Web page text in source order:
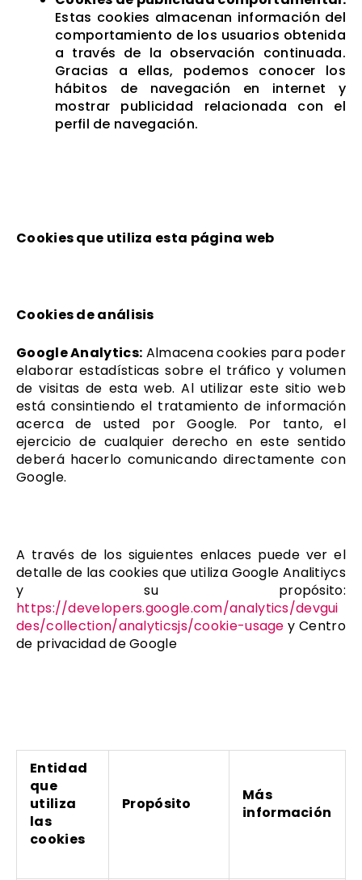
Estas cookies almacenan información del
comportamiento de los usuarios obtenida
a través de la observación continuada.
Gracias a ellas, podemos conocer los
hábitos de navegación en internet y
mostrar publicidad relacionada con el
perfil de navegación.
Cookies que utiliza esta página web
Cookies de análisis
Google Analytics: Almacena cookies para poder
elaborar estadísticas sobre el tráfico y volumen
de visitas de esta web. Al utilizar este sitio web
está consintiendo el tratamiento de información
acerca de usted por Google. Por tanto, el
ejercicio de cualquier derecho en este sentido
deberá hacerlo comunicando directamente con
Google.
A través de los siguientes enlaces puede ver el
detalle de las cookies que utiliza Google Analitiycs
y su propósito:
https://developers.google.com/analytics/devgui
des/collection/analyticsjs/cookie-usage y Centro
de privacidad de Google
Entidad
que
utiliza
las
cookies
Propósito
Más
información